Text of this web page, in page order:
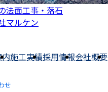
施工実績採用情報会社概要
せ